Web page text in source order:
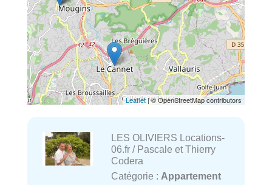
Leaflet| © OpenStreetMap contributors
LES OLIVIERS Locations-
06.fr / Pascale et Thierry
Codera
Catégorie : Appartement